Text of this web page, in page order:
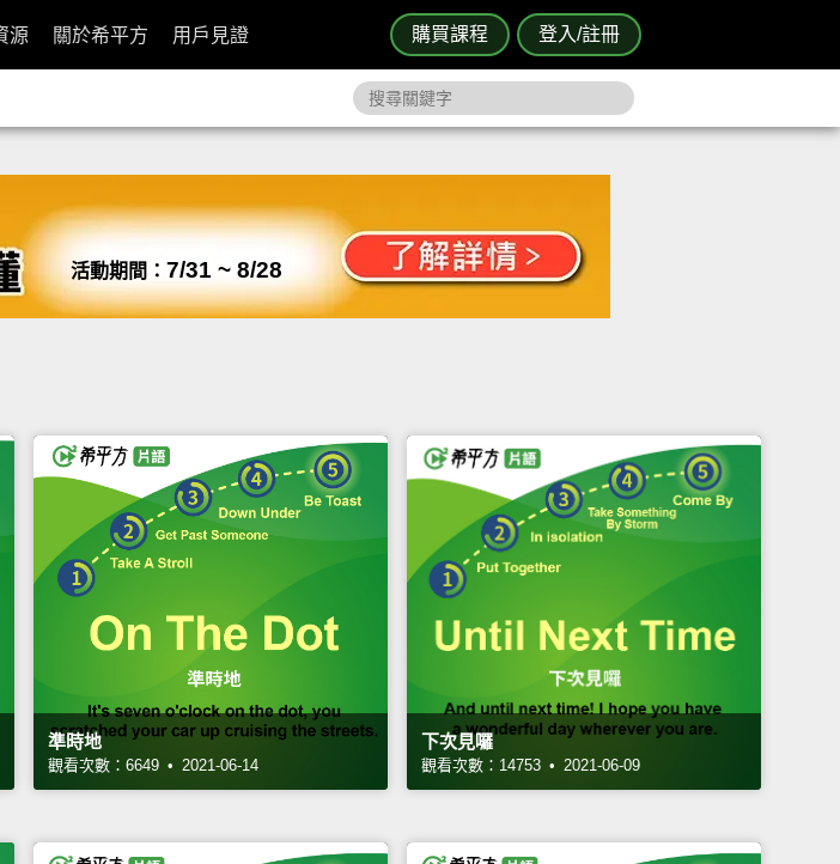
購買課程 登入/註冊
源 關於希平方 用戶見證
活動期間： 7/31 ~ 8/28
準時地
觀看次數：6649 • 2021-06-14
下次見囉
觀看次數：14753 • 2021-06-09